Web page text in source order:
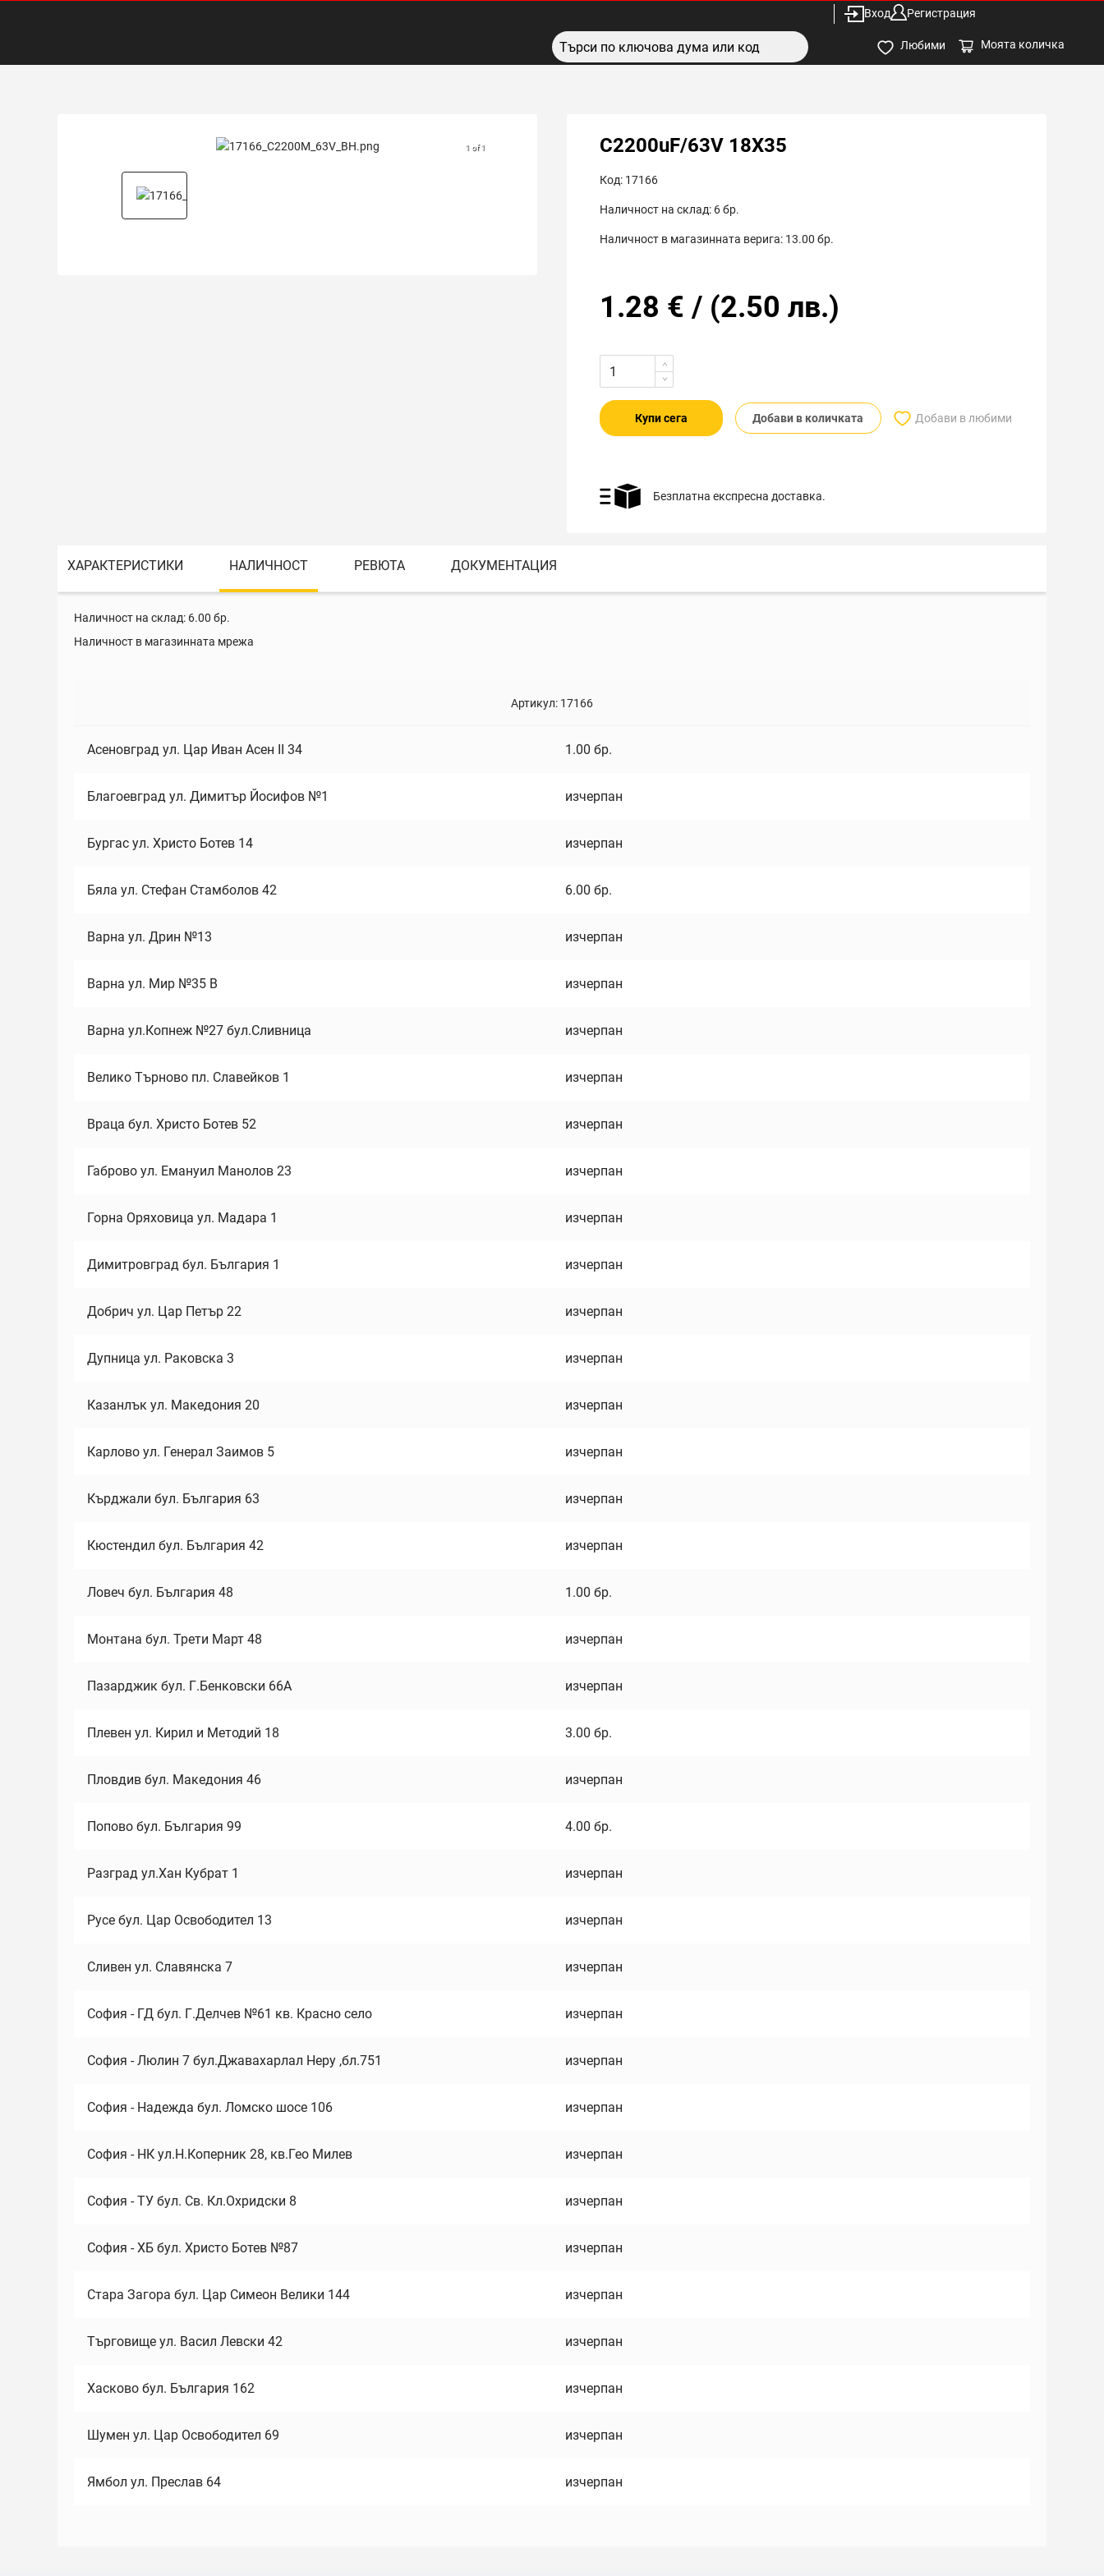
Вход Регистрация
Любими Моята количка
1 of 1 C2200uF/63V 18X35
Код: 17166
Наличност на склад: 6бр.
Наличност в магазинната верига: 13.00 бр.
1.28 € / (2.50 лв.)
Купи сега Добави в количката Добави в любими
Безплатна експресна доставка.
ХАРАКТЕРИСТИКИ НАЛИЧНОСТ РЕВЮТА ДОКУМЕНТАЦИЯ
Наличност на склад: 6.00 бр.
Наличност в магазинната мрежа
Артикул: 17166
Асеновград ул. Цар Иван Асен II 34 1.00 бр.
Благоевград ул. Димитър Йосифов №1 изчерпан
Бургас ул. Христо Ботев 14 изчерпан
Бяла ул. Стефан Стамболов 42 6.00 бр.
Варна ул. Дрин №13 изчерпан
Варна ул. Мир №35 В изчерпан
Варна ул.Копнеж №27 бул.Сливница изчерпан
Велико Търново пл. Славейков 1 изчерпан
Враца бул. Христо Ботев 52 изчерпан
Габрово ул. Емануил Манолов 23 изчерпан
Горна Оряховица ул. Мадара 1 изчерпан
Димитровград бул. България 1 изчерпан
Добрич ул. Цар Петър 22 изчерпан
Дупница ул. Раковска 3 изчерпан
Казанлък ул. Македония 20 изчерпан
Карлово ул. Генерал Заимов 5 изчерпан
Кърджали бул. България 63 изчерпан
Кюстендил бул. България 42 изчерпан
Ловеч бул. България 48 1.00 бр.
Монтана бул. Трети Март 48 изчерпан
Пазарджик бул. Г.Бенковски 66А изчерпан
Плевен ул. Кирил и Методий 18 3.00 бр.
Пловдив бул. Македония 46 изчерпан
Попово бул. България 99 4.00 бр.
Разград ул.Хан Кубрат 1 изчерпан
Русе бул. Цар Освободител 13 изчерпан
Сливен ул. Славянска 7 изчерпан
София - ГД бул. Г.Делчев №61 кв. Красно село изчерпан
София - Люлин 7 бул.Джавахарлал Неру ,бл.751 изчерпан
София - Надежда бул. Ломско шосе 106 изчерпан
София - НК ул.Н.Коперник 28, кв.Гео Милев изчерпан
София - ТУ бул. Св. Кл.Охридски 8 изчерпан
София - ХБ бул. Христо Ботев №87 изчерпан
Стара Загора бул. Цар Симеон Велики 144 изчерпан
Търговище ул. Васил Левски 42 изчерпан
Хасково бул. България 162 изчерпан
Шумен ул. Цар Освободител 69 изчерпан
Ямбол ул. Преслав 64 изчерпан